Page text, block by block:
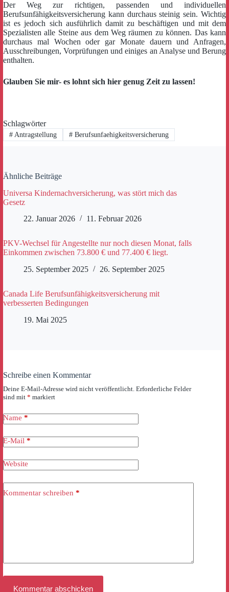
Der Weg zur richtigen, passenden und individuellen
Berufsunfähigkeitsversicherung kann durchaus steinig sein. Wichtig
ist es jedoch sich ausführlich damit zu beschäftigen und mit dem
Spezialisten alle Steine aus dem Weg räumen zu können. Das kann
durchaus mal Wochen oder gar Monate dauern und Anfragen,
Ausschreibungen, Vorprüfungen und einiges an Analyse und Berung
enthalten.
Glauben Sie mir- es lohnt sich hier genug Zeit zu lassen!
Schlagwörter
#Antragstellung #Berufsunfaehigkeitsversicherung
Ähnliche Beiträge
Universa Kindernachversicherung, was stört mich das
Gesetz
22. Januar 2026
11. Februar 2026
PKV-Wechsel für Angestellte nur noch diesen Monat, falls
Einkommen zwischen 73.800 € und 77.400 € liegt.
25. September 2025
26. September 2025
Canada Life Berufsunfähigkeitsversicherung mit
verbesserten Bedingungen
19. Mai 2025
Schreibe einen Kommentar
Deine E-Mail-Adresse wird nicht veröffentlicht. Erforderliche Felder
sind mit * markiert
Name *
E-Mail *
Website
Kommentar schreiben *
Kommentar abschicken